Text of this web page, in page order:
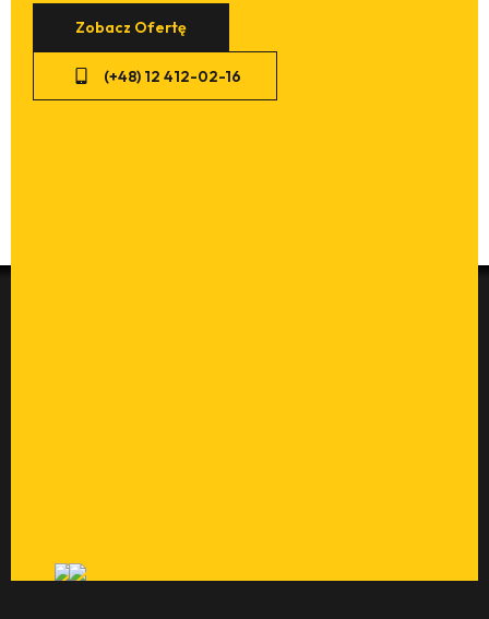
Zobacz Ofertę
(+48) 12 412-02-16